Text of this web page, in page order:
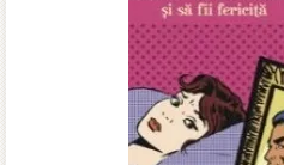
35,00 lei.